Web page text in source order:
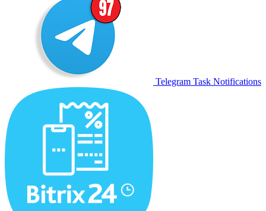
Telegram Task Notifications